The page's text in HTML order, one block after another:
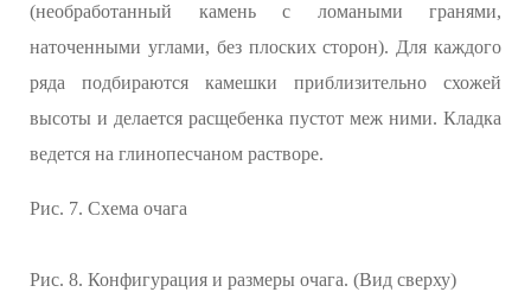
(необработанный камень с ломаными гранями,
наточенными углами, без плоских сторон). Для каждого
ряда подбираются камешки приблизительно схожей
высоты и делается расщебенка пустот меж ними. Кладка
ведется на глинопесчаном растворе.
Рис. 7. Схема очага
Рис. 8. Конфигурация и размеры очага. (Вид сверху)